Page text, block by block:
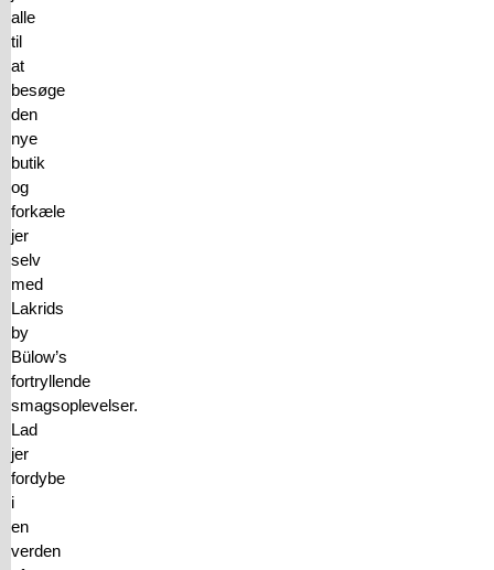
alle
til
at
besøge
den
nye
butik
og
forkæle
jer
selv
med
Lakrids
by
Bülow’s
fortryllende
smagsoplevelser.
Lad
jer
fordybe
i
en
verden